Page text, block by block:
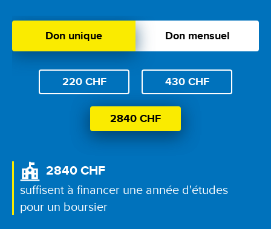
Don unique Don mensuel
unique
220 CHF 430 CHF
2840 CHF
Image2840 CHF
suffisent à financer une année d'études
pour un boursier